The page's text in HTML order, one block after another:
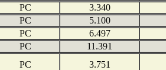
PC 3.340
PC 5.100
PC 6.497
PC 11.391
PC 3.751